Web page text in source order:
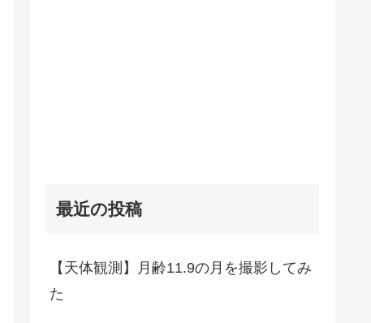
最近の投稿
【天体観測】月齢11.9の月を撮影してみ
た